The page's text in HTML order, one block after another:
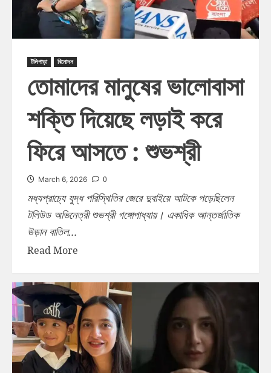
টলিপাড়া বিনোদন
তোমাদের মানুষের ভালোবাসা
শক্তি দিয়েছে লড়াই করে
ফিরে আসতে : শুভশ্রী
March 6, 2026 0
মধ্যপ্রাচ্যে যুদ্ধ পরিস্থিতির জেরে দুবাইয়ে আটকে পড়েছিলেন
টলিউড অভিনেত্রী শুভশ্রী গঙ্গোপাধ্যায়। একাধিক আন্তর্জাতিক
উড়ান বাতিল...
Read More